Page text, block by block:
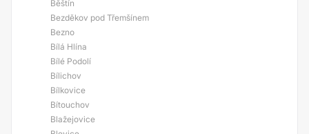
Běštín
Bezděkov pod Třemšínem
Bezno
Bílá Hlína
Bílé Podolí
Bílichov
Bílkovice
Bítouchov
Blažejovice